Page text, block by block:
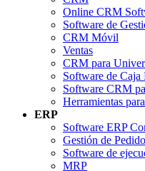
Online CRM
Software de
CRM Móvil
Ventas
CRM para
Software de Caja
Software CRM
Herramientas
ERP
Software ERP
Gestión de
Software de
MRP